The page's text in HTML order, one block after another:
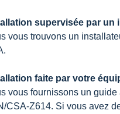
supervisée par
vous trouvons un
faite par votre
vous fournissons un
CSA-Z614. Si vous avez